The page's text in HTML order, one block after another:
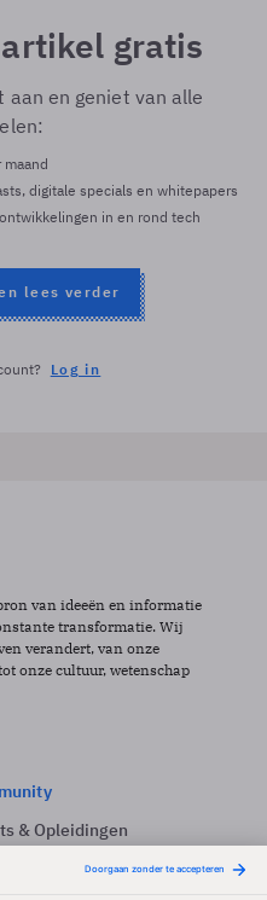
gratis
aan en geniet van alle
maand
digitale specials en whitepapers
in en rond tech
lees verder
Log in
van ideeën en informatie
transformatie. Wij
verandert, van onze
onze cultuur, wetenschap
& Opleidingen